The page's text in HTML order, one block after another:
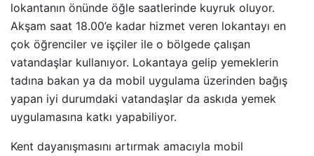
lokantanın önünde öğle saatlerinde kuyruk oluyor.
Akşam saat 18.00’e kadar hizmet veren lokantayı en
çok öğrenciler ve işçiler ile o bölgede çalışan
vatandaşlar kullanıyor. Lokantaya gelip yemeklerin
tadına bakan ya da mobil uygulama üzerinden bağış
yapan iyi durumdaki vatandaşlar da askıda yemek
uygulamasına katkı yapabiliyor.
Kent dayanışmasını artırmak amacıyla mobil